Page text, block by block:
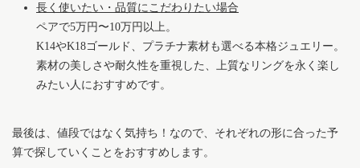
長く使いたい・品質にこだわりたい場合
ペアで5万円〜10万円以上。
K14やK18ゴールド、プラチナ素材も選べる本格ジュエリー。
素材の美しさや耐久性を重視した、上質なリングを永く楽し
みたい人におすすめです。
最後は、値段ではなく気持ち！なので、それぞれの形に合った予
算で探していくことをおすすめします。